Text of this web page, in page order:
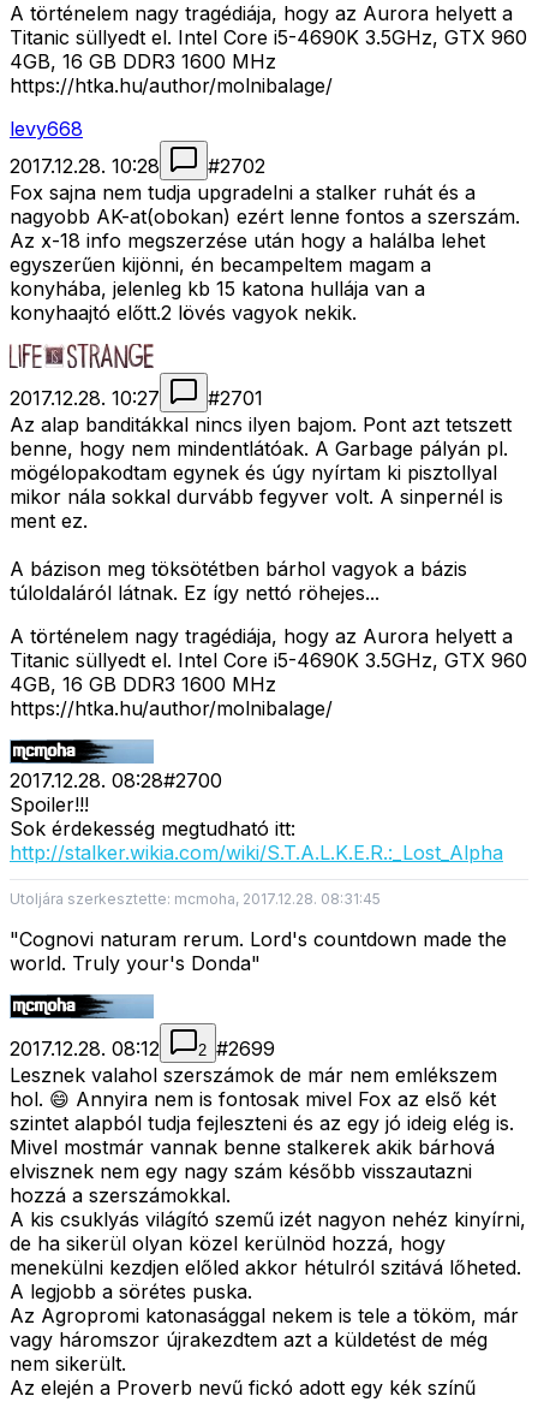
A történelem nagy tragédiája, hogy az Aurora helyett a
Titanic süllyedt el. Intel Core i5-4690K 3.5GHz, GTX 960
4GB, 16 GB DDR3 1600 MHz
https://htka.hu/author/molnibalage/
levy668
2017.12.28. 10:28
#2702
Fox sajna nem tudja upgradelni a stalker ruhát és a
nagyobb AK-at(obokan) ezért lenne fontos a szerszám.
Az x-18 info megszerzése után hogy a halálba lehet
egyszerűen kijönni, én becampeltem magam a
konyhába, jelenleg kb 15 katona hullája van a
konyhaajtó előtt.2 lövés vagyok nekik.
2017.12.28. 10:27 #2701
Az alap banditákkal nincs ilyen bajom. Pont azt tetszett
benne, hogy nem mindentlátóak. A Garbage pályán pl.
mögélopakodtam egynek és úgy nyírtam ki pisztollyal
mikor nála sokkal durvább fegyver volt. A sinpernél is
ment ez.
A bázison meg töksötétben bárhol vagyok a bázis
túloldaláról látnak. Ez így nettó röhejes...
A történelem nagy tragédiája, hogy az Aurora helyett a
Titanic süllyedt el. Intel Core i5-4690K 3.5GHz, GTX 960
4GB, 16 GB DDR3 1600 MHz
https://htka.hu/author/molnibalage/
2017.12.28. 08:28#2700
Spoiler!!!
Sok érdekesség megtudható itt:
http://stalker.wikia.com/wiki/S.T.A.L.K.E.R.:_Lost_Alpha
Utoljára szerkesztette: mcmoha, 2017.12.28. 08:31:45
"Cognovi naturam rerum. Lord's countdown made the
world. Truly your's Donda"
2017.12.28. 08:12 2 #2699
Lesznek valahol szerszámok de már nem emlékszem
hol. 😄 Annyira nem is fontosak mivel Fox az első két
szintet alapból tudja fejleszteni és az egy jó ideig elég is.
Mivel mostmár vannak benne stalkerek akik bárhová
elvisznek nem egy nagy szám később visszautazni
hozzá a szerszámokkal.
A kis csuklyás világító szemű izét nagyon nehéz kinyírni,
de ha sikerül olyan közel kerülnöd hozzá, hogy
menekülni kezdjen előled akkor hétulról szitává lőheted.
A legjobb a sörétes puska.
Az Agropromi katonasággal nekem is tele a tököm, már
vagy háromszor újrakezdtem azt a küldetést de még
nem sikerült.
Az elején a Proverb nevű fickó adott egy kék színű